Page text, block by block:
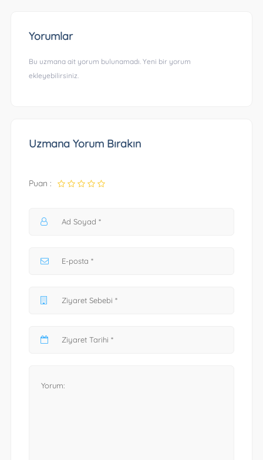
Yorumlar
Bu uzmana ait yorum bulunamadı. Yeni bir yorum
ekleyebilirsiniz.
Uzmana Yorum Bırakın
Puan :